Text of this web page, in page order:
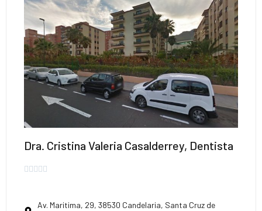
Dra. Cristina Valeria Casalderrey, Dentista

Av. Maritima, 29, 38530 Candelaria, Santa Cruz de